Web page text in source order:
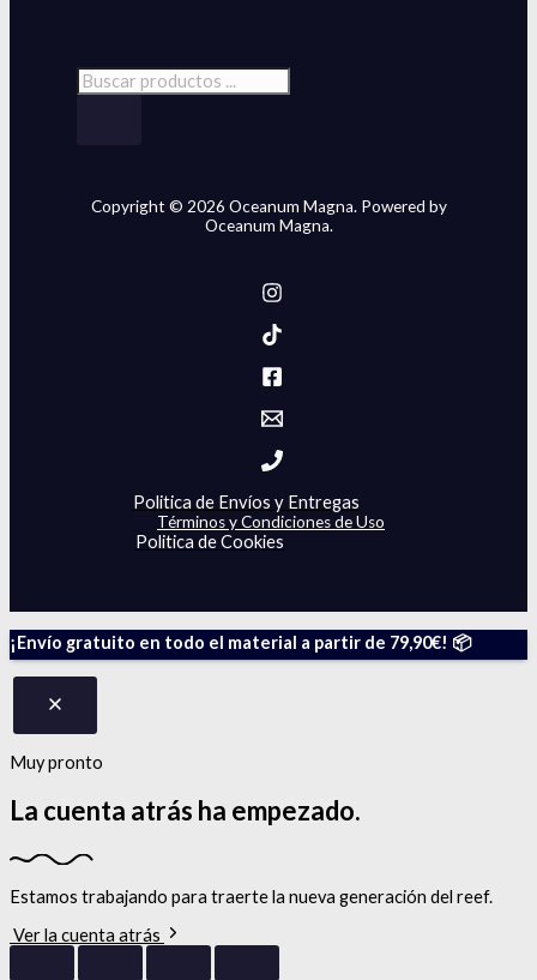
Copyright © 2026 Oceanum Magna. Powered by
Oceanum Magna.
Politica de Envíos y Entregas
Términos y Condiciones de Uso
Politica de Cookies
¡Envío gratuito en todo el material a partir de 79,90€! 📦
Muy pronto
La cuenta atrás ha empezado.
Estamos trabajando para traerte la nueva generación del reef.
Ver la cuenta atrás